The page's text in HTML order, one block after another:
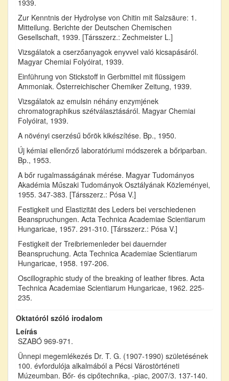
1939.
Zur Kenntnis der Hydrolyse von Chitin mit Salzsäure: 1.
Mitteilung. Berichte der Deutschen Chemischen
Gesellschaft, 1939. [Társszerz.: Zechmeister L.]
Vizsgálatok a cserzőanyagok enyvvel való kicsapásáról.
Magyar Chemiai Folyóirat, 1939.
Einführung von Stickstoff in Gerbmittel mit flüssigem
Ammoniak. Österreichischer Chemiker Zeitung, 1939.
Vizsgálatok az emulsin néhány enzymjének
chromatographikus szétválasztásáról. Magyar Chemiai
Folyóirat, 1939.
A növényi cserzésű bőrök kikészítése. Bp., 1950.
Új kémiai ellenőrző laboratóriumi módszerek a bőriparban.
Bp., 1953.
A bőr rugalmasságának mérése. Magyar Tudományos
Akadémia Műszaki Tudományok Osztályának Közleményei,
1955. 347-383. [Társszerz.: Pósa V.]
Festigkeit und Elastizität des Leders bei verschiedenen
Beanspruchungen. Acta Technica Academiae Scientiarum
Hungaricae, 1957. 291-310. [Társszerz.: Pósa V.]
Festigkeit der Treibriemenleder bei dauernder
Beanspruchung. Acta Technica Academiae Scientiarum
Hungaricae, 1958. 197-206.
Oscillographic study of the breaking of leather fibres. Acta
Technica Academiae Scientiarum Hungaricae, 1962. 225-
235.
Oktatóról szóló irodalom
Leírás
SZABÓ 969-971.
Ünnepi megemlékezés Dr. T. G. (1907-1990) születésének
100. évfordulója alkalmából a Pécsi Várostörténeti
Múzeumban. Bőr- és cipőtechnika, -piac, 2007/3. 137-140.